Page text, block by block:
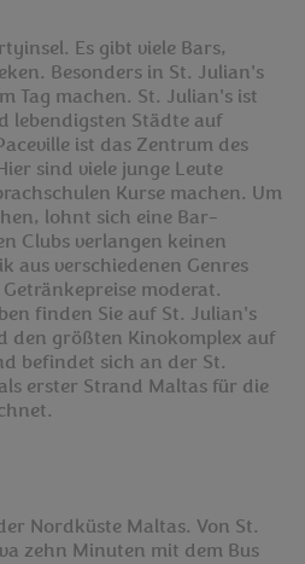
Es gibt viele Bars,
Besonders in St. Julian's
Tag machen. St. Julian's ist
lebendigsten Städte auf
ist das Zentrum des
sind viele junge Leute
Kurse machen. Um
lohnt sich eine Bar-
Clubs verlangen keinen
aus verschiedenen Genres
moderat.
finden Sie auf St. Julian's
den größten Kinokomplex auf
befindet sich an der St.
erster Strand Maltas für die
Nordküste Maltas. Von St.
zehn Minuten mit dem Bus